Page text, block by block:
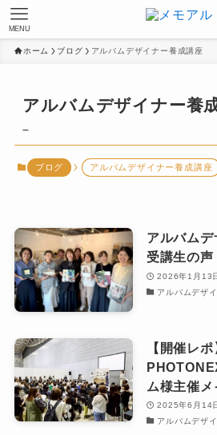
MENU
ホーム ブログ アルバムデザイナー養成講座
アルバムデザイナー養
–
ブログ アルバムデザイナー養成講座
アルバムデ
受講生の声
2026年1月13
アルバムデザ
【開催レポ
ム様主催
2025年6月14
アルバムデザ